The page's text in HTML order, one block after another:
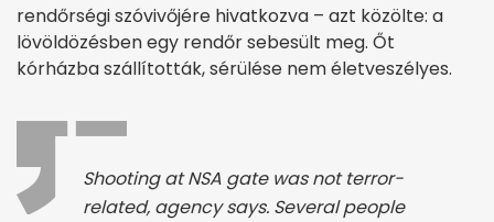
rendőrségi szóvivőjére hivatkozva – azt közölte: a
lövöldözésben egy rendőr sebesült meg. Őt
kórházba szállították, sérülése nem életveszélyes.
Shooting at NSA gate was not terror-
related, agency says. Several people